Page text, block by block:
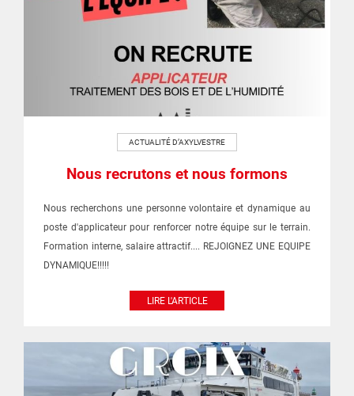
ACTUALITÉ D’AXYLVESTRE
Nous recrutons et nous formons
Nous recherchons une personne volontaire et dynamique au
poste d'applicateur pour renforcer notre équipe sur le terrain.
Formation interne, salaire attractif.... REJOIGNEZ UNE EQUIPE
DYNAMIQUE!!!!!
LIRE L'ARTICLE